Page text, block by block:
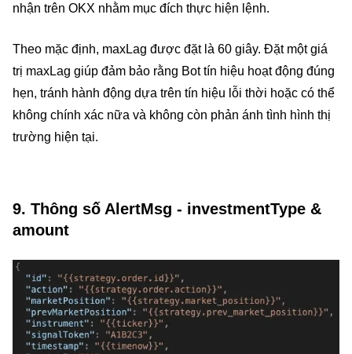
nhận trên OKX nhằm mục đích thực hiện lệnh.
Theo mặc định, maxLag được đặt là 60 giây. Đặt một giá
trị maxLag giúp đảm bảo rằng Bot tín hiệu hoạt động đúng
hẹn, tránh hành động dựa trên tín hiệu lỗi thời hoặc có thể
không chính xác nữa và không còn phản ánh tình hình thị
trường hiện tại.
9. Thông số AlertMsg - investmentType &
amount